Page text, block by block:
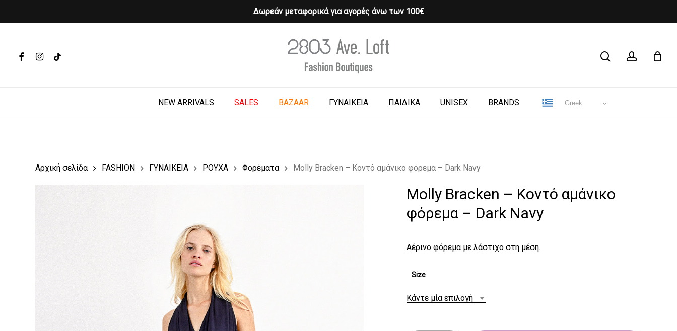
Δωρεάν μεταφορικά για αγορές άνω των 100€
Hit enter to search or ESC to close
FACEBOOKINSTAGRAM
TIKTOK
NEW ARRIVALS SALES BAZAAR ΓΥΝΑΙΚΕΙΑ ΠΑΙΔΙΚΑ UNISEX BRANDS Greek
Cart CLOSE
Αρχική σελίδα FASHION ΓΥΝΑΙΚΕΙΑ ΡΟΥΧΑ Φορέματα Molly Bracken – Κοντό αμάνικο φόρεμα – Dark Navy
Molly Bracken – Κοντό αμάνικο
φόρεμα – Dark Navy
Αέρινο φόρεμα με λάστιχο στη μέση.
Size
Κάντε μία επιλογή